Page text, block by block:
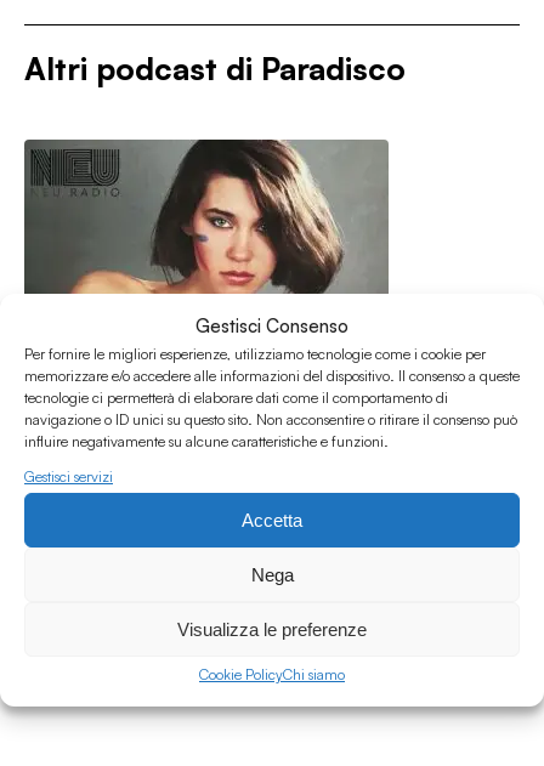
Gestisci Consenso
Per fornire le migliori esperienze, utilizziamo tecnologie come i cookie per
memorizzare e/o accedere alle informazioni del dispositivo. Il consenso a queste
tecnologie ci permetterà di elaborare dati come il comportamento di
navigazione o ID unici su questo sito. Non acconsentire o ritirare il consenso può
influire negativamente su alcune caratteristiche e funzioni.
Gestisci servizi
Accetta
Nega
Visualizza le preferenze
Cookie PolicyChi siamo
Altri podcast di Paradisco
Paradisco #63 w/ La Betta & Banderas
Italo disco/Nu-disco/Pop